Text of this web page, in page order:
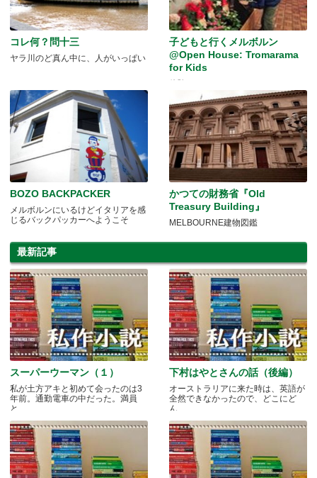
コレ何？問十三
ヤラ川のど真ん中に、人がいっぱい
子どもと行くメルボルン
@Open House: Tromarama
for Kids
体験するアート♪
BOZO BACKPACKER
メルボルンにいるけどイタリアを感
じるバックパッカーへようこそ
かつての財務省『Old
Treasury Building』
MELBOURNE建物図鑑
最新記事
スーパーウーマン（１）
私が土方アキと初めて会ったのは3
年前。通勤電車の中だった。満員
と.....
下村はやとさんの話（後編）
オーストラリアに来た時は、英語が
全然できなかったので、どこにど
ん.....